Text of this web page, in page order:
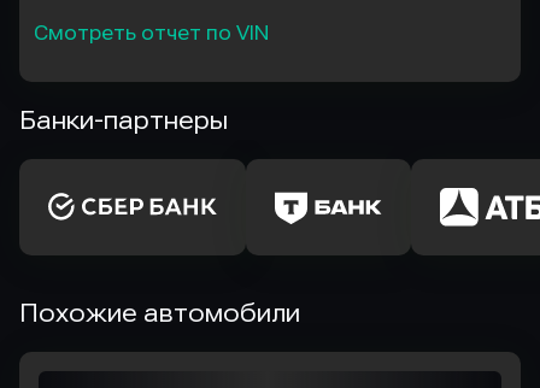
Смотреть отчет по VIN
Банки-партнеры
Похожие автомобили